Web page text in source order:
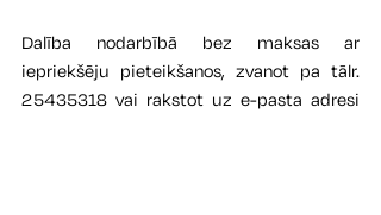
Dalība nodarbībā bez maksas ar
iepriekšēju pieteikšanos, zvanot pa tālr.
25435318 vai rakstot uz e-pasta adresi